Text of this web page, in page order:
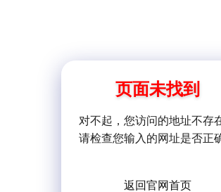
页面未找到
对不起，您访问的地址不存
请检查您输入的网址是否正
返回官网首页